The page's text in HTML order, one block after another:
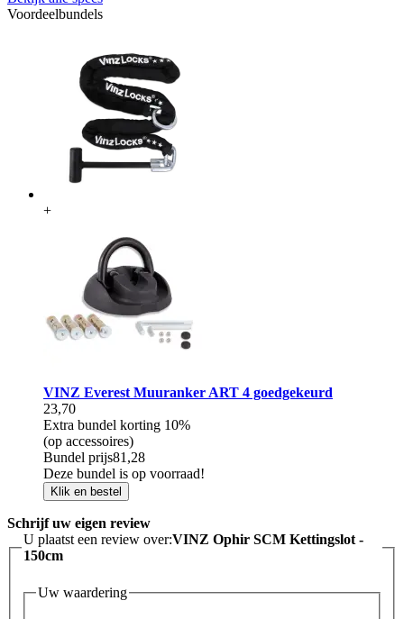
Voordeelbundels
+
VINZ Everest Muuranker ART 4 goedgekeurd
23,70
Extra bundel korting 10%
(op accessoires)
Bundel prijs81,28
Deze bundel is op voorraad!
Klik en bestel
Schrijf uw eigen review
U plaatst een review over:VINZ Ophir SCM Kettingslot -
150cm
Uw waardering